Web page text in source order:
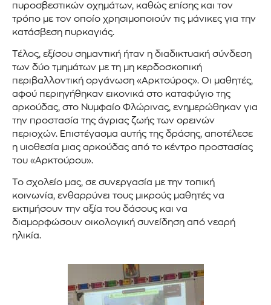
πυροσβεστικών οχημάτων, καθώς επίσης και τον
τρόπο με τον οποίο χρησιμοποιούν τις μάνικες για την
κατάσβεση πυρκαγιάς.
Τέλος, εξίσου σημαντική ήταν η διαδικτυακή σύνδεση
των δύο τμημάτων με τη μη κερδοσκοπική
περιβαλλοντική οργάνωση «Αρκτούρος». Οι μαθητές,
αφού περιηγήθηκαν εικονικά στο καταφύγιο της
αρκούδας, στο Νυμφαίο Φλώρινας, ενημερώθηκαν για
την προστασία της άγριας ζωής των ορεινών
περιοχών. Επιστέγασμα αυτής της δράσης, αποτέλεσε
η υιοθεσία μιας αρκούδας από το κέντρο προστασίας
του «Αρκτούρου».
Το σχολείο μας, σε συνεργασία με την τοπική
κοινωνία, ενθαρρύνει τους μικρούς μαθητές να
εκτιμήσουν την αξία του δάσους και να
διαμορφώσουν οικολογική συνείδηση από νεαρή
ηλικία.